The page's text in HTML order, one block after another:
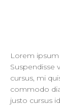
Lorem
Suspendisse
cursus, mi
commodo
justo cursus